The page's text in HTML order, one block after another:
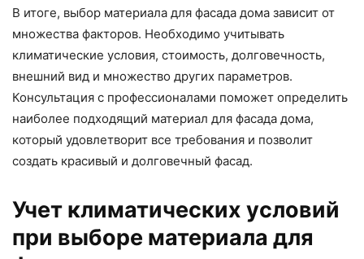
В итоге, выбор материала для фасада дома зависит от
множества факторов. Необходимо учитывать
климатические условия, стоимость, долговечность,
внешний вид и множество других параметров.
Консультация с профессионалами поможет определить
наиболее подходящий материал для фасада дома,
который удовлетворит все требования и позволит
создать красивый и долговечный фасад.
Учет климатических условий
при выборе материала для